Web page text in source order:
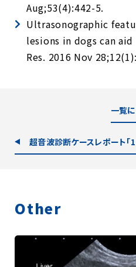
Aug;53(4):442-5.
Ultrasonographic
lesions in dogs can
Res. 2016 Nov
一覧
超音波診断ケースレポート「
Other